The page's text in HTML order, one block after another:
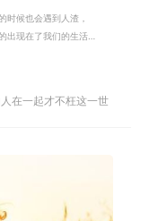
时候也会遇到人渣，
出现在了我们的生活
在一起才不枉这一世